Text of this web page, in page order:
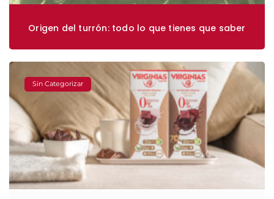
Origen del turrón: todo lo que tienes que saber
Sin Categorizar